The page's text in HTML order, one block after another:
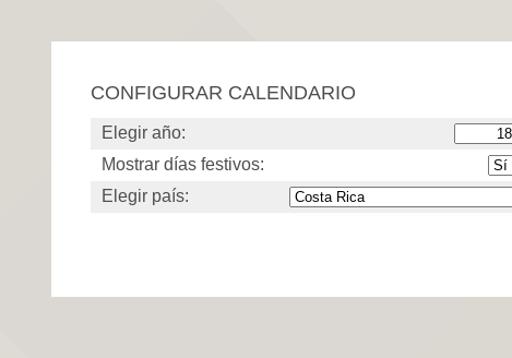
CONFIGURAR CALENDARIO
Elegir año:
Mostrar días festivos:
Elegir país: